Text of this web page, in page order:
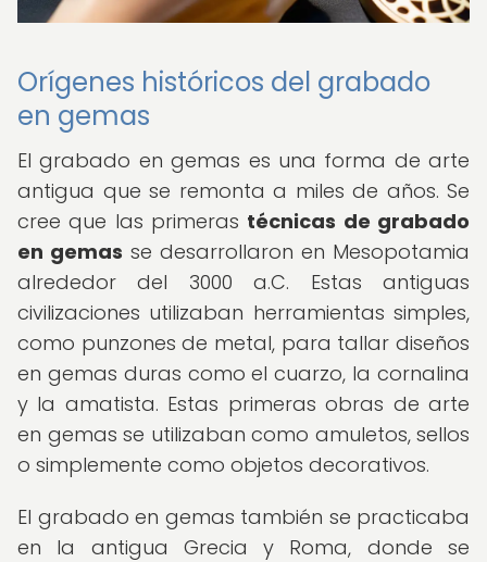
Orígenes históricos del grabado
en gemas
El grabado en gemas es una forma de arte
antigua que se remonta a miles de años. Se
cree que las primeras técnicas de grabado
en gemas se desarrollaron en Mesopotamia
alrededor del 3000 a.C. Estas antiguas
civilizaciones utilizaban herramientas simples,
como punzones de metal, para tallar diseños
en gemas duras como el cuarzo, la cornalina
y la amatista. Estas primeras obras de arte
en gemas se utilizaban como amuletos, sellos
o simplemente como objetos decorativos.
El grabado en gemas también se practicaba
en la antigua Grecia y Roma, donde se